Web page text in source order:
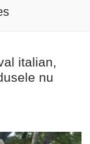
italian,
nu